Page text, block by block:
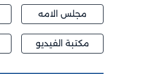
مجلس الامه
مكتبة الفيديو